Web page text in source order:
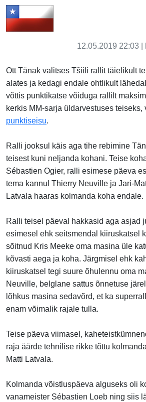
12.05.2019 22:03 |
Ott Tänak valitses Tšiili rallit täielikult
alates ja kedagi endale ohtlikult
võttis punktikatse võiduga rallilt
kerkis MM-sarja üldarvestuses teiseks,
punktiseisu.
Ralli jooksul käis aga tihe rebimine
teisest kuni neljanda kohani. Teise
Sébastien Ogier, ralli esimese päeva
tema kannul Thierry Neuville ja Jari-
Latvala haaras kolmanda koha endale.
Ralli teisel päeval hakkasid aga asjad
esimesel ehk seitsmendal kiiruskatsel
sõitnud Kris Meeke oma masina üle
kõvasti aega ja koha. Järgmisel ehk
kiiruskatsel tegi suure õhulennu oma
Neuville, belglane sattus õnnetuse
lõhkus masina sedavõrd, et ka
enam võimalik rajale tulla.
Teise päeva viimasel,
raja äärde tehnilise rikke tõttu
Matti Latvala.
Kolmanda võistluspäeva alguseks oli
vanameister Sébastien Loeb ning siis